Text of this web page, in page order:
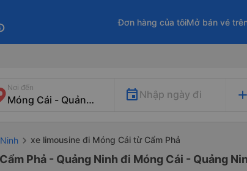
Đơn hàng của tôiMở bán vé
Nơi đến
Nhập ngày đi add
xe limousine đi Móng Cái từ Cẩm Phả
Phả - Quảng Ninh đi Móng Cái - Quảng